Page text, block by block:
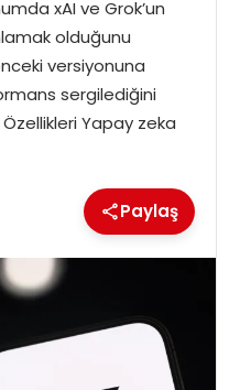
xAI ve Grok’un
olduğunu
versiyonuna
sergilediğini
Özellikleri Yapay zeka
Paylaş